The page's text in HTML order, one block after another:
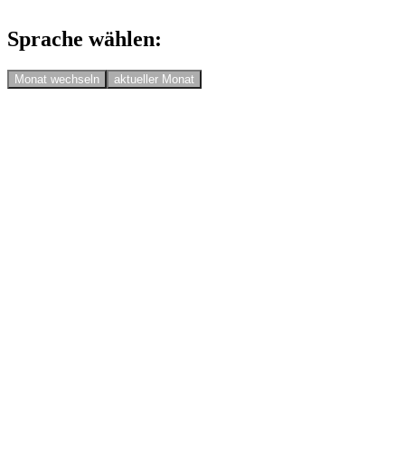
Sprache wählen:
Monat wechseln aktueller Monat